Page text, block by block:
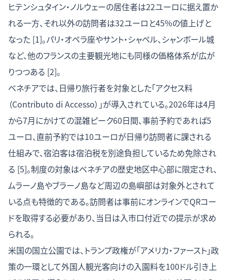
ヒテンシュタイン・ノルウェーの居住者は22ユーロに据え置か
れる一方、それ以外の訪問者は32ユーロと45%の値上げと
なった [1]。パリ・オペラ座やサント・シャペル、シャンボール城
など、他のフランスの主要観光地にも同様の価格体系が広が
りつつある [2]。
ベネチアでは、日帰り旅行者を対象とした「アクセス料
（Contributo di Accesso）」が導入されている。2026年は4月
から7月にかけての混雑ピーク60日間、事前予約であれば5
ユーロ、直前予約では10ユーロが日帰り訪問者に課される
仕組みで、宿泊客は宿泊税を別途負担しているため免除され
る [5]。制度の対象はベネチアの歴史地区中心部に限定され、
ムラーノ島やブラーノ島など周辺の島嶼部は対象外とされて
いる点も特徴的である。訪問者は事前にオンラインでQRコー
ドを取得する必要があり、当日は入市口付近での提示が求め
られる。
米国の国立公園では、トランプ政権が「アメリカ・ファースト」政
策の一環として外国人観光客向けの入園料を100ドル引き上